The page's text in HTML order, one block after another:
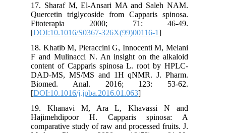
17. Sharaf M, El-Ansari MA and Saleh NAM.
Quercetin triglycoside from Capparis spinosa.
Fitoterapia 2000; 71: 46-49.
[DOI:10.1016/S0367-326X(99)00116-1
18. Khatib M, Pieraccini G, Innocenti M, Melani
F and Mulinacci N. An insight on the alkaloid
content of Capparis spinosa L. root by HPLC-
DAD-MS, MS/MS and 1H qNMR. J. Pharm.
Biomed. Anal. 2016; 123: 53-62.
[DOI:10.1016/j.jpba.2016.01.063
19. Khanavi M, Ara L, Khavassi N and
Hajimehdipoor H. Capparis spinosa: A
comparative study of raw and processed fruits. J.